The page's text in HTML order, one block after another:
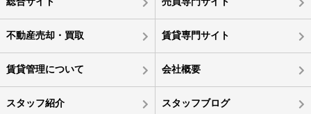
不動産売却・買取 賃貸専門サイト
賃貸管理について 会社概要
スタッフ紹介 スタッフブログ